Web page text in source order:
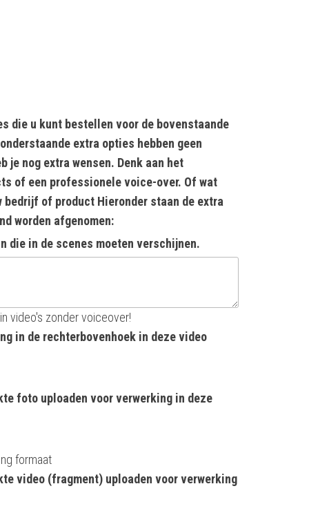
die u kunt bestellen voor de bovenstaande
extra opties hebben geen
je nog extra wensen. Denk aan het
of een professionele voice-over. Of wat
bedrijf of product Hieronder staan de extra
worden afgenomen:
die in de scenes moeten verschijnen.
video's zonder voiceover!
in de rechterbovenhoek in deze video
foto uploaden voor verwerking in deze
formaat
video (fragment) uploaden voor verwerking